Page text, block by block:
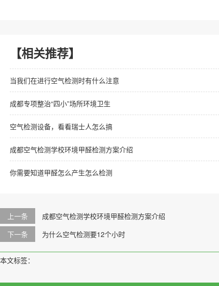
【相关推荐】
当我们在进行空气检测时有什么注意
成都专项整治“四小”场所环境卫生
空气检测设备，看看瑞士人怎么搞
成都空气检测学校环境甲醛检测方案介绍
你需要知道甲醛怎么产生怎么检测
上一条
成都空气检测学校环境甲醛检测方案介绍
下一条
为什么空气检测要12个小时
本文标签：